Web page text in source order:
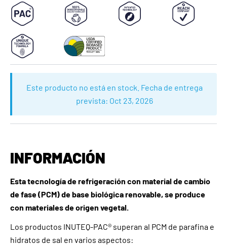
Este producto no está en stock. Fecha de entrega
prevista: Oct 23, 2026
INFORMACIÓN
Esta tecnología de refrigeración con material de cambio
de fase (PCM) de base biológica renovable, se produce
con materiales de origen vegetal.
Los productos INUTEQ-PAC® superan al PCM de parafina e
hidratos de sal en varios aspectos: